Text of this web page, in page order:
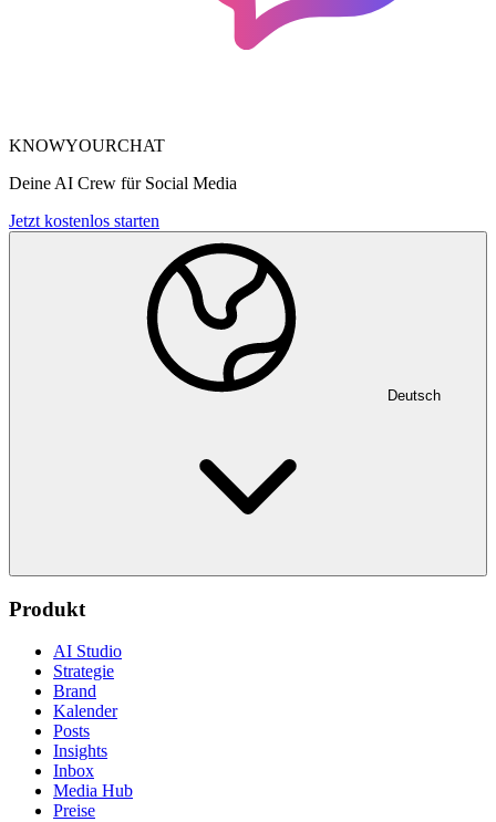
KNOWYOURCHAT
Deine AI Crew für Social Media
Jetzt kostenlos starten
Deutsch
Produkt
AI Studio
Strategie
Brand
Kalender
Posts
Insights
Inbox
Media Hub
Preise